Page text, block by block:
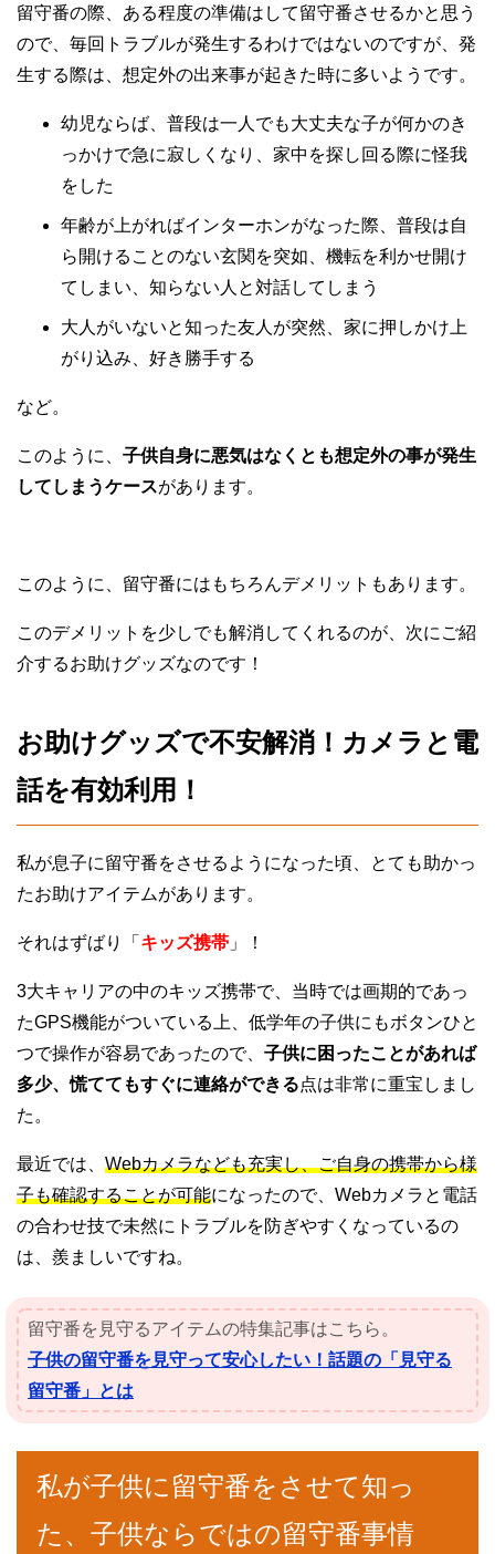
留守番の際、ある程度の準備はして留守番させるかと思う
ので、毎回トラブルが発生するわけではないのですが、発
生する際は、想定外の出来事が起きた時に多いようです。
幼児ならば、普段は一人でも大丈夫な子が何かのき
っかけで急に寂しくなり、家中を探し回る際に怪我
をした
年齢が上がればインターホンがなった際、普段は自
ら開けることのない玄関を突如、機転を利かせ開け
てしまい、知らない人と対話してしまう
大人がいないと知った友人が突然、家に押しかけ上
がり込み、好き勝手する
など。
このように、 子供自身に悪気はなくとも想定外の事が発生
してしまうケースがあります。
このように、留守番にはもちろんデメリットもあります。
このデメリットを少しでも解消してくれるのが、次にご紹
介するお助けグッズなのです！
お助けグッズで不安解消！カメラと電
話を有効利用！
私が息子に留守番をさせるようになった頃、とても助かっ
たお助けアイテムがあります。
それはずばり「 キッズ携帯 」！
3大キャリアの中のキッズ携帯で、当時では画期的であっ
たGPS機能がついている上、低学年の子供にもボタンひと
つで操作が容易であったので、 子供に困ったことがあれば
多少、慌ててもすぐに連絡ができる点は非常に重宝しまし
た。
最近では、 Webカメラなども充実し、ご自身の携帯から様
子も確認することが可能になったので、Webカメラと電話
の合わせ技で未然にトラブルを防ぎやすくなっているの
は、羨ましいですね。
留守番を見守るアイテムの特集記事はこちら。
子供の留守番を見守って安心したい！話題の「見守る
留守番」とは
私が子供に留守番をさせて知っ
た、子供ならではの留守番事情